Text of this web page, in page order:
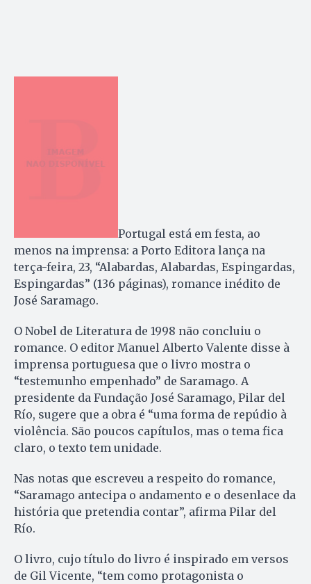
Portugal está em festa, ao
menos na imprensa: a Porto Editora lança na
terça-feira, 23, “Alabardas, Alabardas, Espingardas,
Espingardas” (136 páginas), romance inédito de
José Saramago.
O Nobel de Literatura de 1998 não concluiu o
romance. O editor Manuel Alberto Valente disse à
imprensa portuguesa que o livro mostra o
“testemunho empenhado” de Saramago. A
presidente da Fundação José Saramago, Pilar del
Río, sugere que a obra é “uma forma de repúdio à
violência. São poucos capítulos, mas o tema fica
claro, o texto tem unidade.
Nas notas que escreveu a respeito do romance,
“Saramago antecipa o andamento e o desenlace da
história que pretendia contar”, afirma Pilar del
Río.
O livro, cujo título do livro é inspirado em versos
de Gil Vicente, “tem como protagonista o